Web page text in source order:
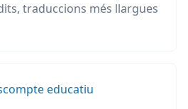
traduccions més llargues
educatiu